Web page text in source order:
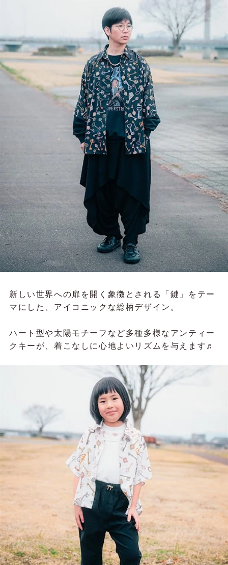
新しい世界への扉を開く象徴とされる「鍵」をテー
マにした、アイコニックな総柄デザイン。
ハート型や太陽モチーフなど多種多様なアンティー
クキーが、着こなしに心地よいリズムを与えます♬